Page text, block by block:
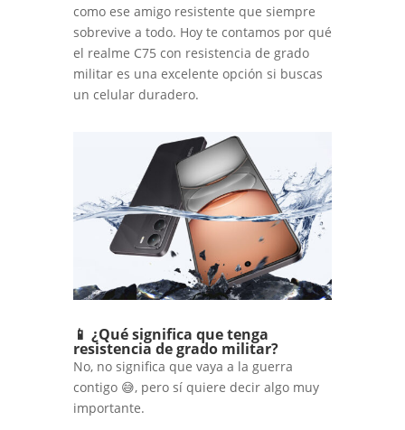
como ese amigo resistente que siempre
sobrevive a todo. Hoy te contamos por qué
el realme C75 con resistencia de grado
militar es una excelente opción si buscas
un celular duradero.
📱 ¿Qué significa que tenga
resistencia de grado militar?
No, no significa que vaya a la guerra
contigo 😅, pero sí quiere decir algo muy
importante.